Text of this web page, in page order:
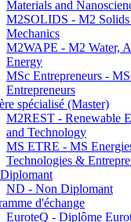
Materials and
M2SOLIDS - M2 Solids
Mechanics
M2WAPE - M2 Water,
Energy
MSc Entrepreneurs -
Entrepreneurs
spécialisé (Master)
M2REST - Renewable
and Technology
MS ETRE - MS
Technologies &
ND - Non Diplomant
d'échange
EuroteQ - Diplôme